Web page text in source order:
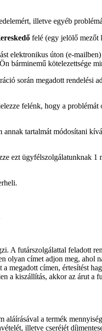
illetve egyéb
felé (egy jelölő mezőt
elektronikus úton (e-
bárminemű kötelezettsége
során megadott rendelési
felénk, hogy a
tartalmát módosítani
ezt ügyfélszolgálatunknak 1
A futárszolgálattal feladott
címet adjon meg, ahol
címen, értesítést
a kiszállítás, akkor az árut a
a termék
illetve cseréjét